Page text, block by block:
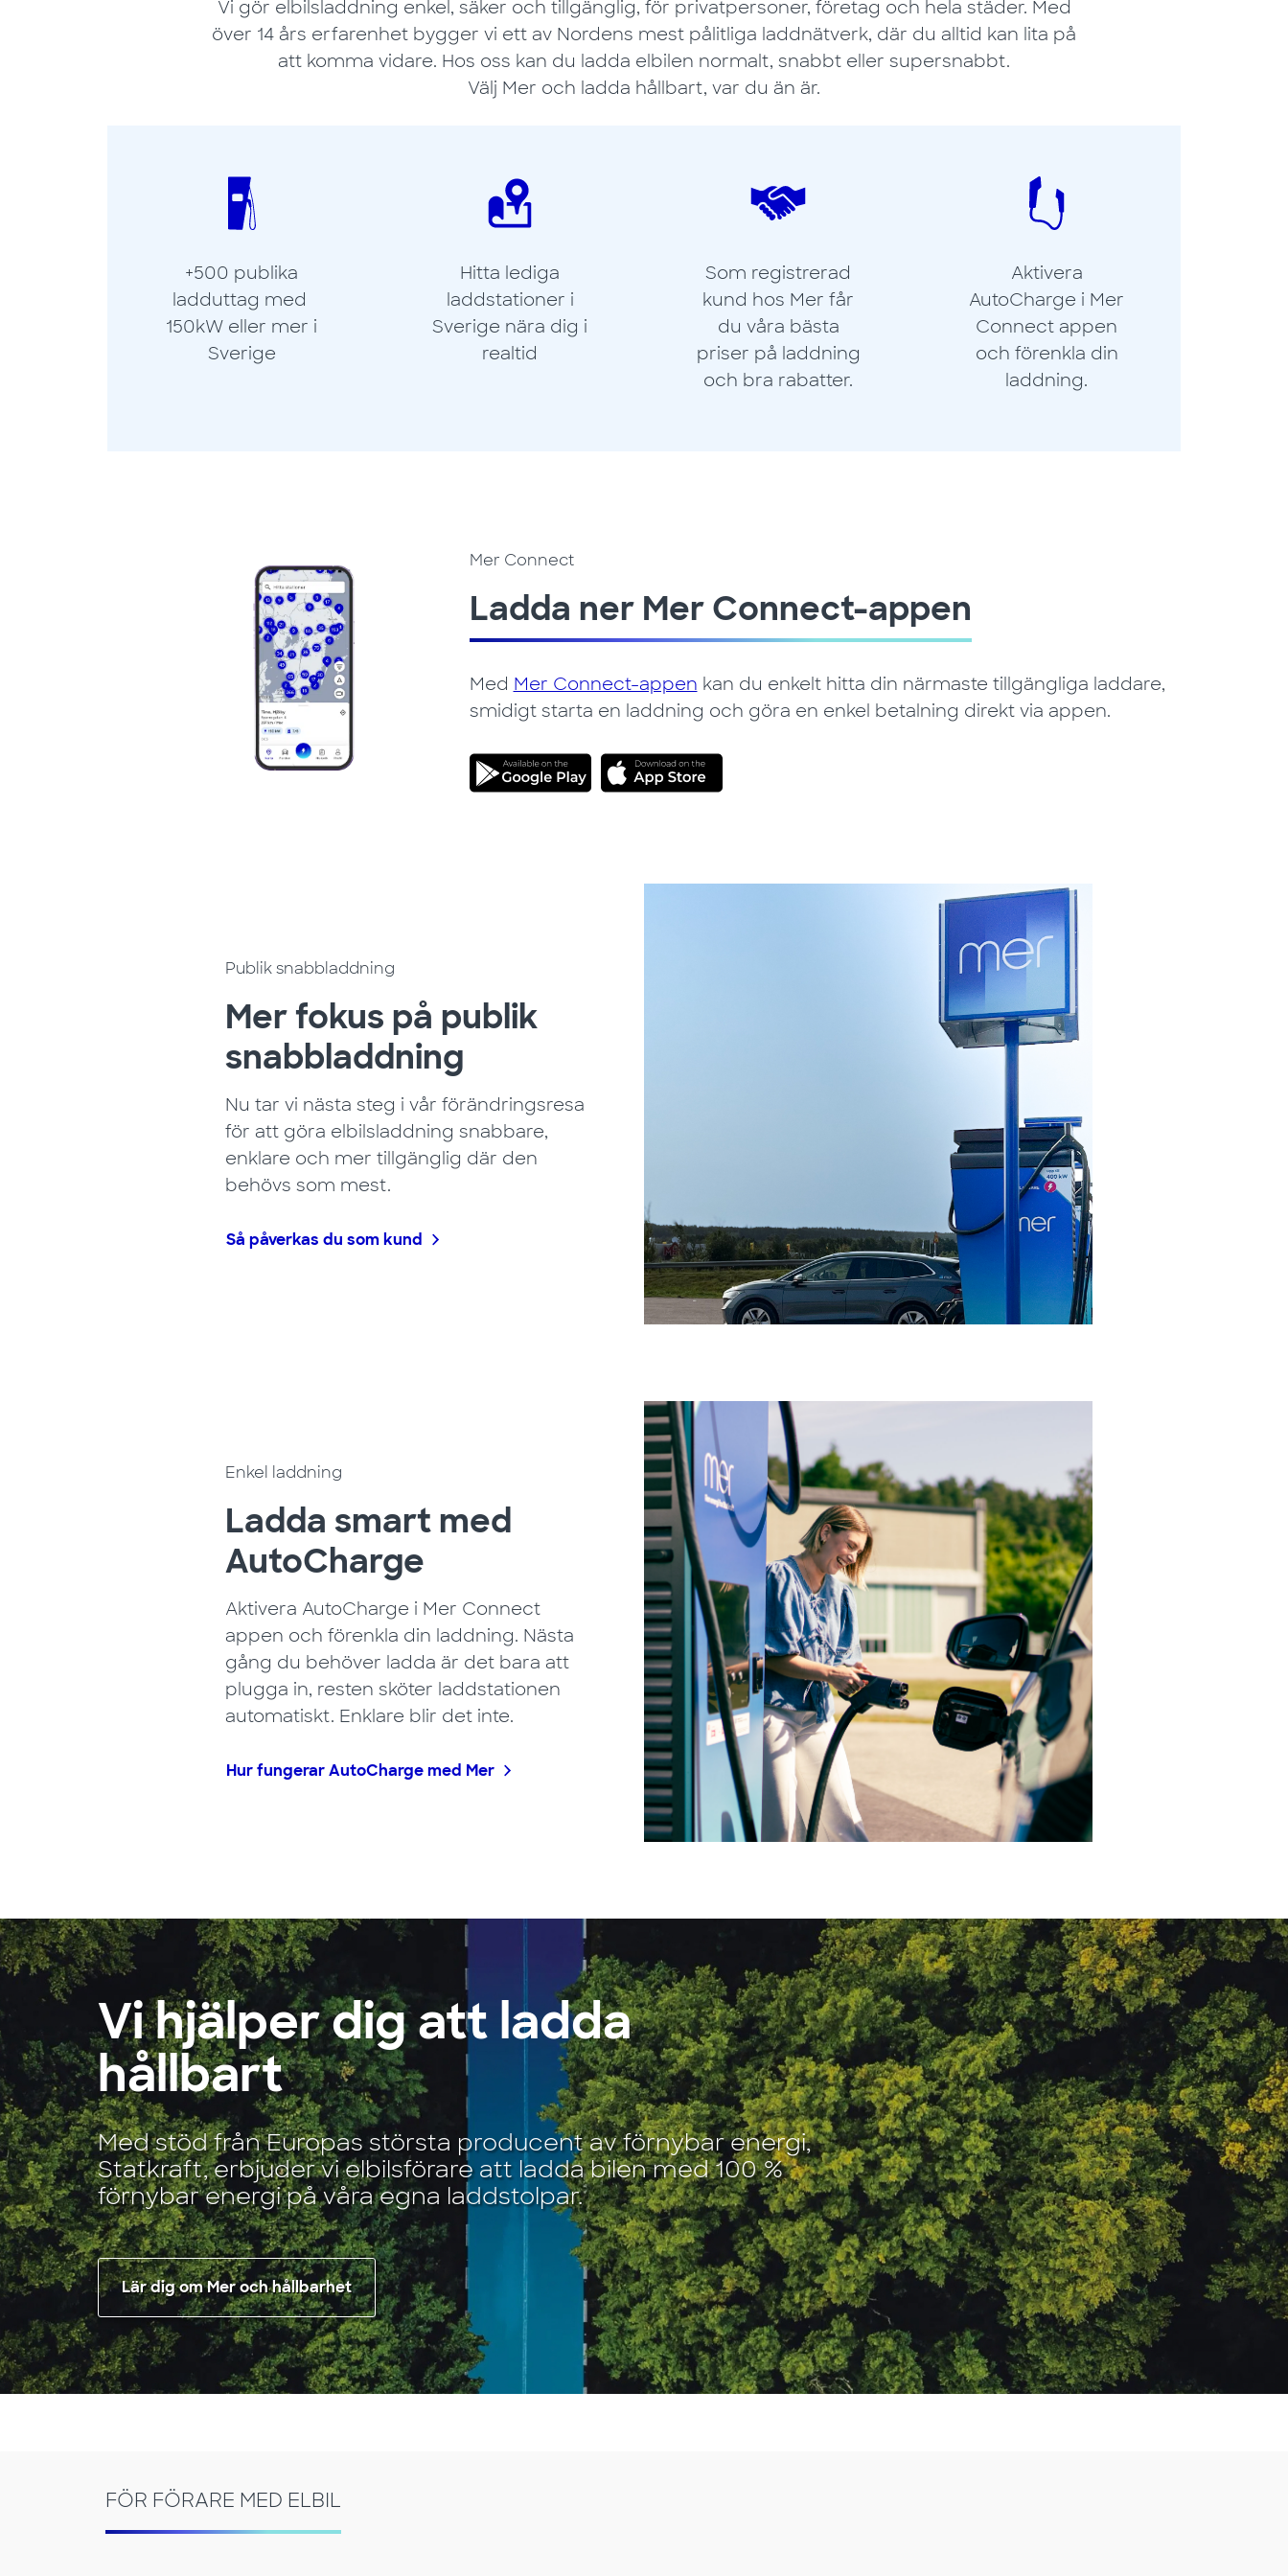
Vi gör elbilsladdning enkel, säker och tillgänglig, för privatpersoner, företag och hela städer. Med
över 14 års erfarenhet bygger vi ett av Nordens mest pålitliga laddnätverk, där du alltid kan lita på
att komma vidare. Hos oss kan du ladda elbilen normalt, snabbt eller supersnabbt.
Välj Mer och ladda hållbart, var du än är.
+500 publika
ladduttag med
150kW eller mer i
Sverige
Hitta lediga
laddstationer i
Sverige nära dig i
realtid
Som registrerad
kund hos Mer får
du våra bästa
priser på laddning
och bra rabatter.
Aktivera
AutoCharge i Mer
Connect appen
och förenkla din
laddning.
Mer Connect
Ladda ner Mer Connect-appen
Med Mer Connect-appen kan du enkelt hitta din närmaste tillgängliga laddare,
smidigt starta en laddning och göra en enkel betalning direkt via appen.
Publik snabbladdning
Mer fokus på publik
snabbladdning
Nu tar vi nästa steg i vår förändringsresa
för att göra elbilsladdning snabbare,
enklare och mer tillgänglig där den
behövs som mest.
Så påverkas du som kund
Enkel laddning
Ladda smart med
AutoCharge
Aktivera AutoCharge i Mer Connect
appen och förenkla din laddning. Nästa
gång du behöver ladda är det bara att
plugga in, resten sköter laddstationen
automatiskt. Enklare blir det inte.
Hur fungerar AutoCharge med Mer
Vi hjälper dig att ladda
hållbart
Med stöd från Europas största producent av förnybar energi,
Statkraft, erbjuder vi elbilsförare att ladda bilen med 100 %
förnybar energi på våra egna laddstolpar.
Lär dig om Mer och hållbarhet
FÖR FÖRARE MED ELBIL